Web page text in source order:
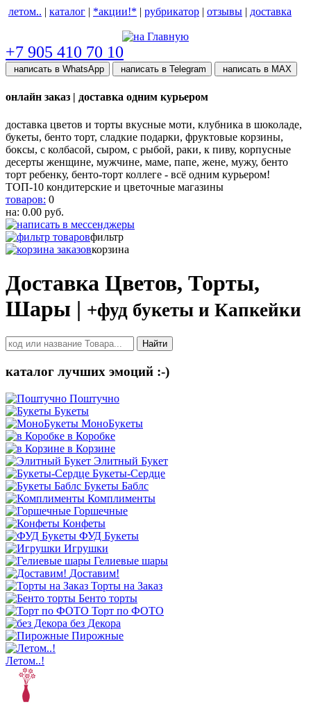
летом.. | каталог | *акции!* | рубрикатор | отзывы | доставка
+7 905 410 70 10
написать в WhatsApp написать в Telegram написать в МАХ
онлайн заказ | доставка одним курьером
доставка цветов и торты вкусные моти, клубника в шоколаде,
букеты, бенто торт, сладкие подарки, фруктовые корзины,
боксы, с колбасой, сыром, с рыбой, раки, к пиву, корпусные
десерты женщине, мужчине, маме, папе, жене, мужу, бенто
торт ребенку, бенто-торт коллеге - всё одним курьером!
ТОП-10 кондитерские и цветочные магазины
товаров: 0
на: 0.00 руб.
фильтр
корзина
Доставка Цветов, Торты,
Шары | +фуд букеты и Капкейки
Найти
каталог лучших эмоций :-)
Поштучно
Букеты
МоноБукеты
в Коробке
в Корзине
Элитный Букет
Букеты-Сердце
Букеты Баблс
Комплименты
Горшечные
Конфеты
ФУД Букеты
Игрушки
Гелиевые шары
Доставим!
Торты на Заказ
Бенто торты
Торт по ФОТО
без Декора
Пирожные
Летом..!